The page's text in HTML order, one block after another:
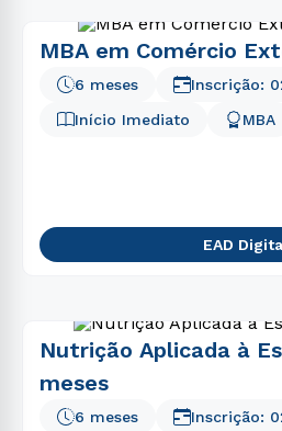
MBA em Comércio
Início Imediato MBA
6 meses Inscrição:
EAD
Nutrição Aplicada à
meses
6 meses Inscrição: